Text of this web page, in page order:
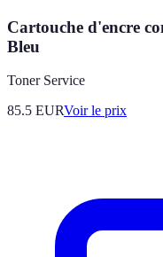
Cartouche d'encre
Bleu
Toner Service
85.5 EURVoir le prix